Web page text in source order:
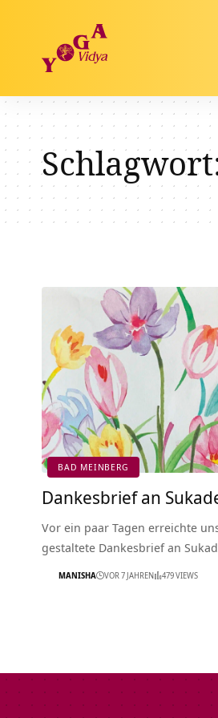
BAD MEINBERG
Dankesbrief an
Vor ein paar Tagen erreichte
gestaltete Dankesbrief an
MANISHA VOR 7 JAHREN 479 VIEWS